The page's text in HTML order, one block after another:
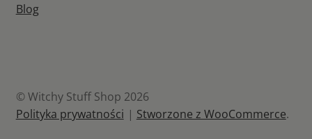
Blog
© Witchy Stuff Shop 2026
Polityka prywatności
Stworzone z WooCommerce.